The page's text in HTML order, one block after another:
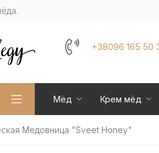
+38096 165 50
Мёд Крем мёд
Медовница "Sveet Honey"